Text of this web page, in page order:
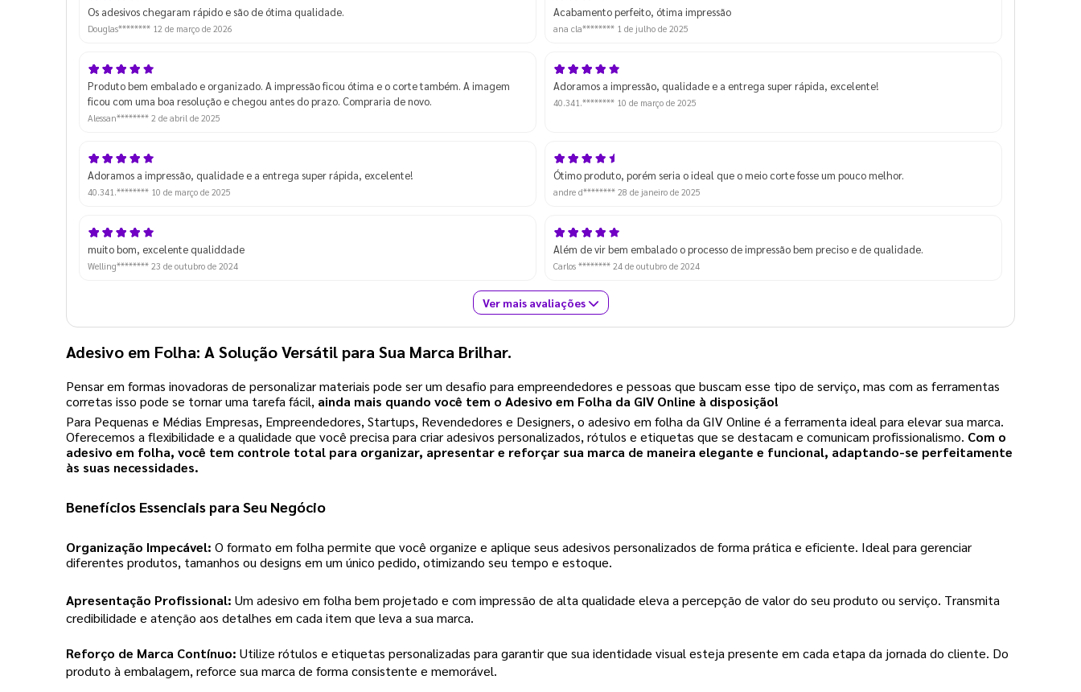
Os adesivos chegaram rápido e são de ótima qualidade.
Douglas******** 12 de março de 2026
Acabamento perfeito, ótima impressão
ana cla******** 1 de julho de 2025
Produto bem embalado e organizado. A impressão ficou ótima e o corte também. A imagem
ficou com uma boa resolução e chegou antes do prazo. Compraria de novo.
Alessan******** 2 de abril de 2025
Adoramos a impressão, qualidade e a entrega super rápida, excelente!
40.341.******** 10 de março de 2025
Adoramos a impressão, qualidade e a entrega super rápida, excelente!
40.341.******** 10 de março de 2025
Ótimo produto, porém seria o ideal que o meio corte fosse um pouco melhor.
andre d******** 28 de janeiro de 2025
muito bom, excelente qualiddade
Welling******** 23 de outubro de 2024
Além de vir bem embalado o processo de impressão bem preciso e de qualidade.
Carlos ******** 24 de outubro de 2024
Ver mais avaliações
Adesivo em Folha: A Solução Versátil para Sua Marca Brilhar.
Pensar em formas inovadoras de personalizar materiais pode ser um desafio para empreendedores e pessoas que buscam esse tipo de serviço, mas com as ferramentas
corretas isso pode se tornar uma tarefa fácil, ainda mais quando você tem o Adesivo em Folha da GIV Online à disposição!
Para Pequenas e Médias Empresas, Empreendedores, Startups, Revendedores e Designers, o adesivo em folha da GIV Online é a ferramenta ideal para elevar sua marca.
Oferecemos a flexibilidade e a qualidade que você precisa para criar adesivos personalizados, rótulos e etiquetas que se destacam e comunicam profissionalismo. Com o
adesivo em folha, você tem controle total para organizar, apresentar e reforçar sua marca de maneira elegante e funcional, adaptando-se perfeitamente
às suas necessidades.
Benefícios Essenciais para Seu Negócio
Organização Impecável: O formato em folha permite que você organize e aplique seus adesivos personalizados de forma prática e eficiente. Ideal para gerenciar
diferentes produtos, tamanhos ou designs em um único pedido, otimizando seu tempo e estoque.
Apresentação Profissional: Um adesivo em folha bem projetado e com impressão de alta qualidade eleva a percepção de valor do seu produto ou serviço. Transmita
credibilidade e atenção aos detalhes em cada item que leva a sua marca.
Reforço de Marca Contínuo: Utilize rótulos e etiquetas personalizadas para garantir que sua identidade visual esteja presente em cada etapa da jornada do cliente. Do
produto à embalagem, reforce sua marca de forma consistente e memorável.